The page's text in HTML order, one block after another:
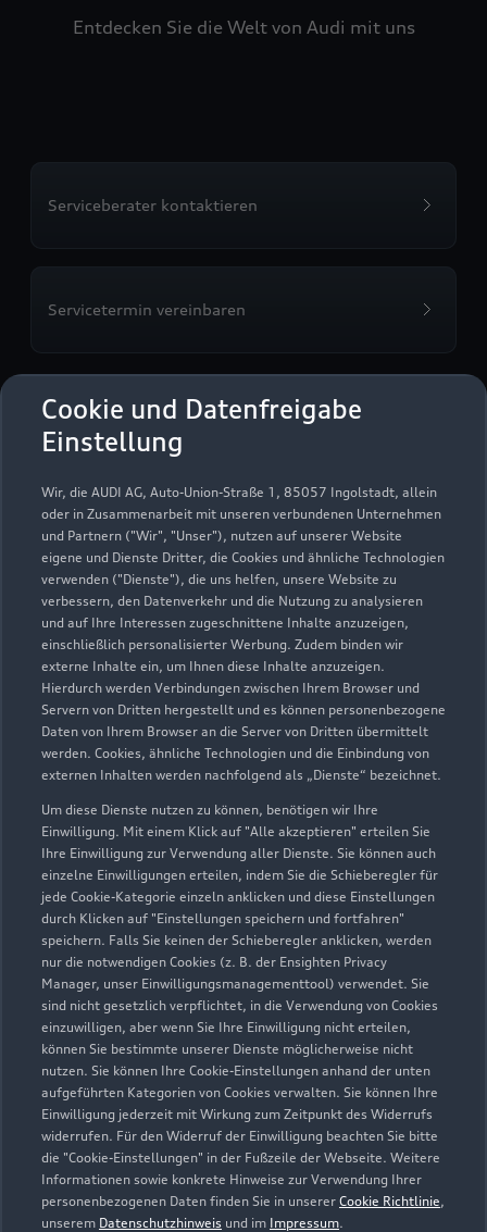
Cookie und Datenfreigabe
Einstellung
Wir, die AUDI AG, Auto-Union-Straße 1, 85057 Ingolstadt, allein
oder in Zusammenarbeit mit unseren verbundenen Unternehmen
und Partnern ("Wir", "Unser"), nutzen auf unserer Website
eigene und Dienste Dritter, die Cookies und ähnliche Technologien
verwenden ("Dienste"), die uns helfen, unsere Website zu
verbessern, den Datenverkehr und die Nutzung zu analysieren
und auf Ihre Interessen zugeschnittene Inhalte anzuzeigen,
einschließlich personalisierter Werbung. Zudem binden wir
externe Inhalte ein, um Ihnen diese Inhalte anzuzeigen.
Hierdurch werden Verbindungen zwischen Ihrem Browser und
Servern von Dritten hergestellt und es können personenbezogene
Daten von Ihrem Browser an die Server von Dritten übermittelt
werden. Cookies, ähnliche Technologien und die Einbindung von
externen Inhalten werden nachfolgend als „Dienste“ bezeichnet.
Um diese Dienste nutzen zu können, benötigen wir Ihre
Einwilligung. Mit einem Klick auf "Alle akzeptieren" erteilen Sie
Ihre Einwilligung zur Verwendung aller Dienste. Sie können auch
einzelne Einwilligungen erteilen, indem Sie die Schieberegler für
jede Cookie-Kategorie einzeln anklicken und diese Einstellungen
durch Klicken auf "Einstellungen speichern und fortfahren"
speichern. Falls Sie keinen der Schieberegler anklicken, werden
nur die notwendigen Cookies (z. B. der Ensighten Privacy
Manager, unser Einwilligungsmanagementtool) verwendet. Sie
sind nicht gesetzlich verpflichtet, in die Verwendung von Cookies
einzuwilligen, aber wenn Sie Ihre Einwilligung nicht erteilen,
können Sie bestimmte unserer Dienste möglicherweise nicht
nutzen. Sie können Ihre Cookie-Einstellungen anhand der unten
aufgeführten Kategorien von Cookies verwalten. Sie können Ihre
Einwilligung jederzeit mit Wirkung zum Zeitpunkt des Widerrufs
widerrufen. Für den Widerruf der Einwilligung beachten Sie bitte
die "Cookie-Einstellungen" in der Fußzeile der Webseite. Weitere
Informationen sowie konkrete Hinweise zur Verwendung Ihrer
personenbezogenen Daten finden Sie in unserer Cookie Richtlinie,
unserem Datenschutzhinweis und im Impressum.
Entdecken Sie die Welt von Audi mit uns
Serviceberater kontaktieren
Servicetermin vereinbaren
Kaisermobile GmbH
Am Rosengarten 1
06406 Bernburg
03471 36100
service@kaisermobile.de
Kontaktdaten herunterladen
Öffnungszeiten
Service
Geschlossen,öffnet amMontag 06:30